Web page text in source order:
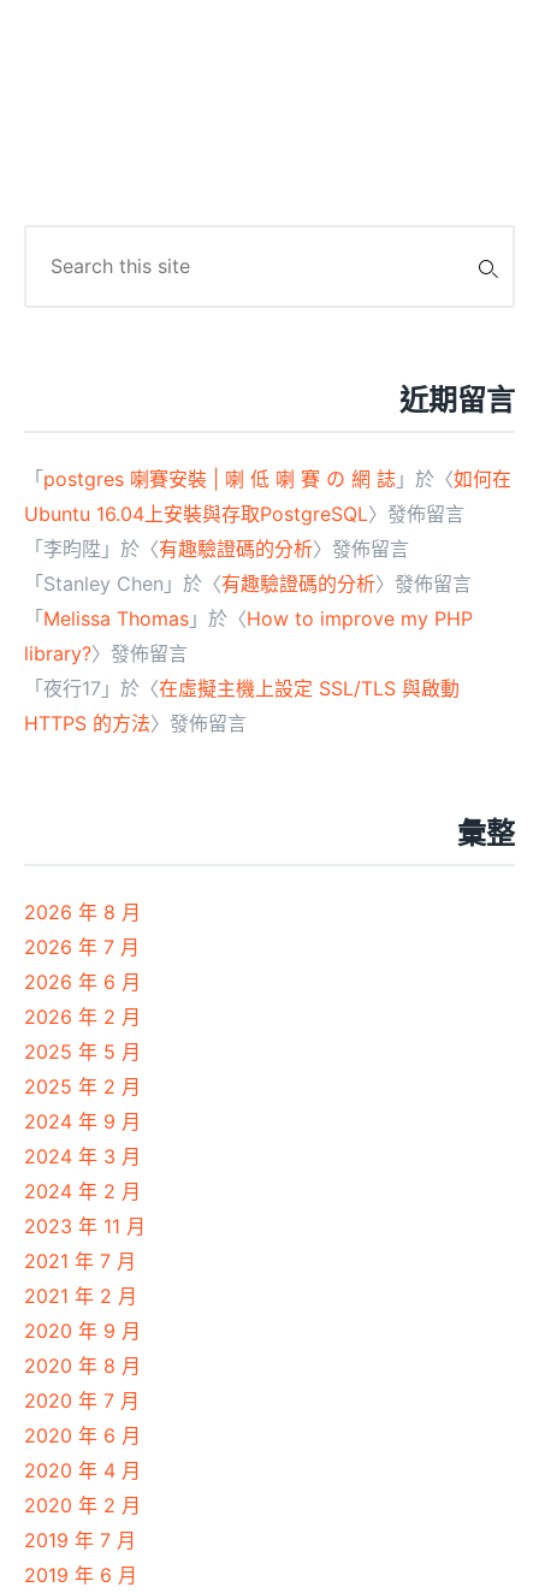
for:
近期留言
「 postgres 喇賽安裝 | 喇 低 喇 賽 の 網 誌 」於〈如何在
Ubuntu 16.04上安裝與存取PostgreSQL〉發佈留言
「 李昀陞 」於〈有趣驗證碼的分析〉發佈留言
「 Stanley Chen 」於〈有趣驗證碼的分析〉發佈留言
「 Melissa Thomas 」於〈How to improve my PHP
library?〉發佈留言
「 夜行17 」於〈在虛擬主機上設定 SSL/TLS 與啟動
HTTPS 的方法〉發佈留言
彙整
2026 年 8 月
2026 年 7 月
2026 年 6 月
2026 年 2 月
2025 年 5 月
2025 年 2 月
2024 年 9 月
2024 年 3 月
2024 年 2 月
2023 年 11 月
2021 年 7 月
2021 年 2 月
2020 年 9 月
2020 年 8 月
2020 年 7 月
2020 年 6 月
2020 年 4 月
2020 年 2 月
2019 年 7 月
2019 年 6 月